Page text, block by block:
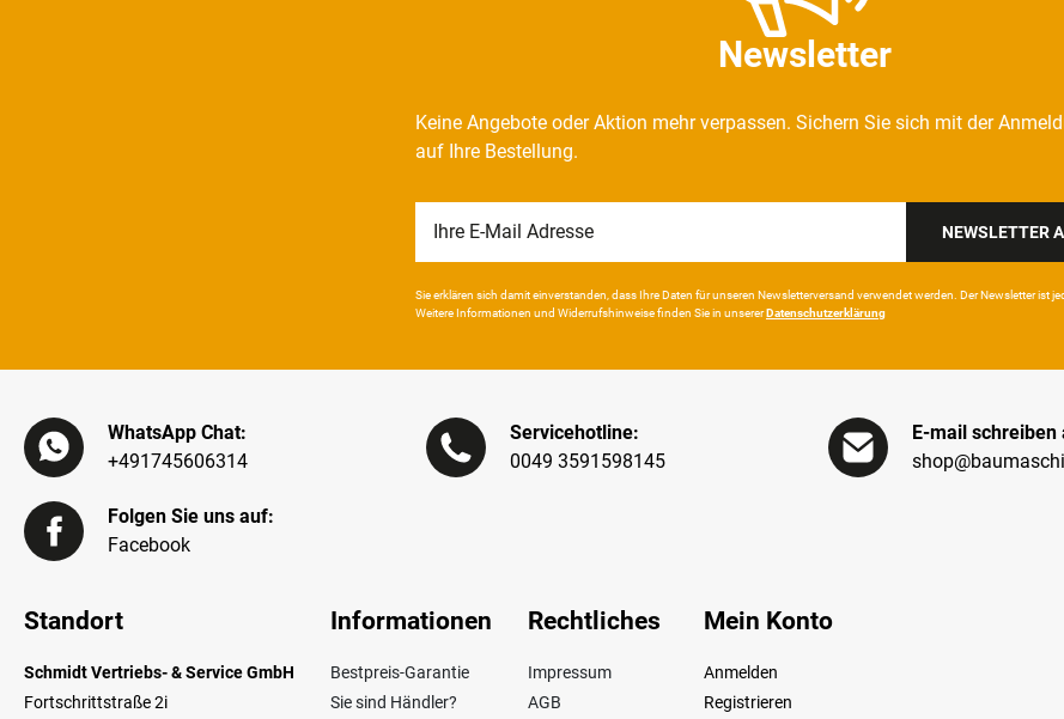
Newsletter
Keine Angebote oder Aktion mehr verpassen. Sichern Sie sich mit der
auf Ihre Bestellung.
Honig
NEWSLETTER
Sie erklären sich damit ein­ver­standen, dass Ihre Da­ten für unseren News­letter­versand ver­wen­det werden. Der News­letter ist
Weitere Infor­mationen und Wider­rufshin­weise finden Sie in unsererDaten­schutz­erklärung
WhatsApp Chat:
+491745606314
Servicehotline:
0049 3591598145
E-mail schreiben
Folgen Sie uns auf:
Facebook
Standort
Schmidt Vertriebs- & Service GmbH
Fortschrittstraße 2i
Informationen
Bestpreis-Garantie
Sie sind Händler?
Rechtliches
Impressum
AGB
Mein Konto
Anmelden
Registrieren